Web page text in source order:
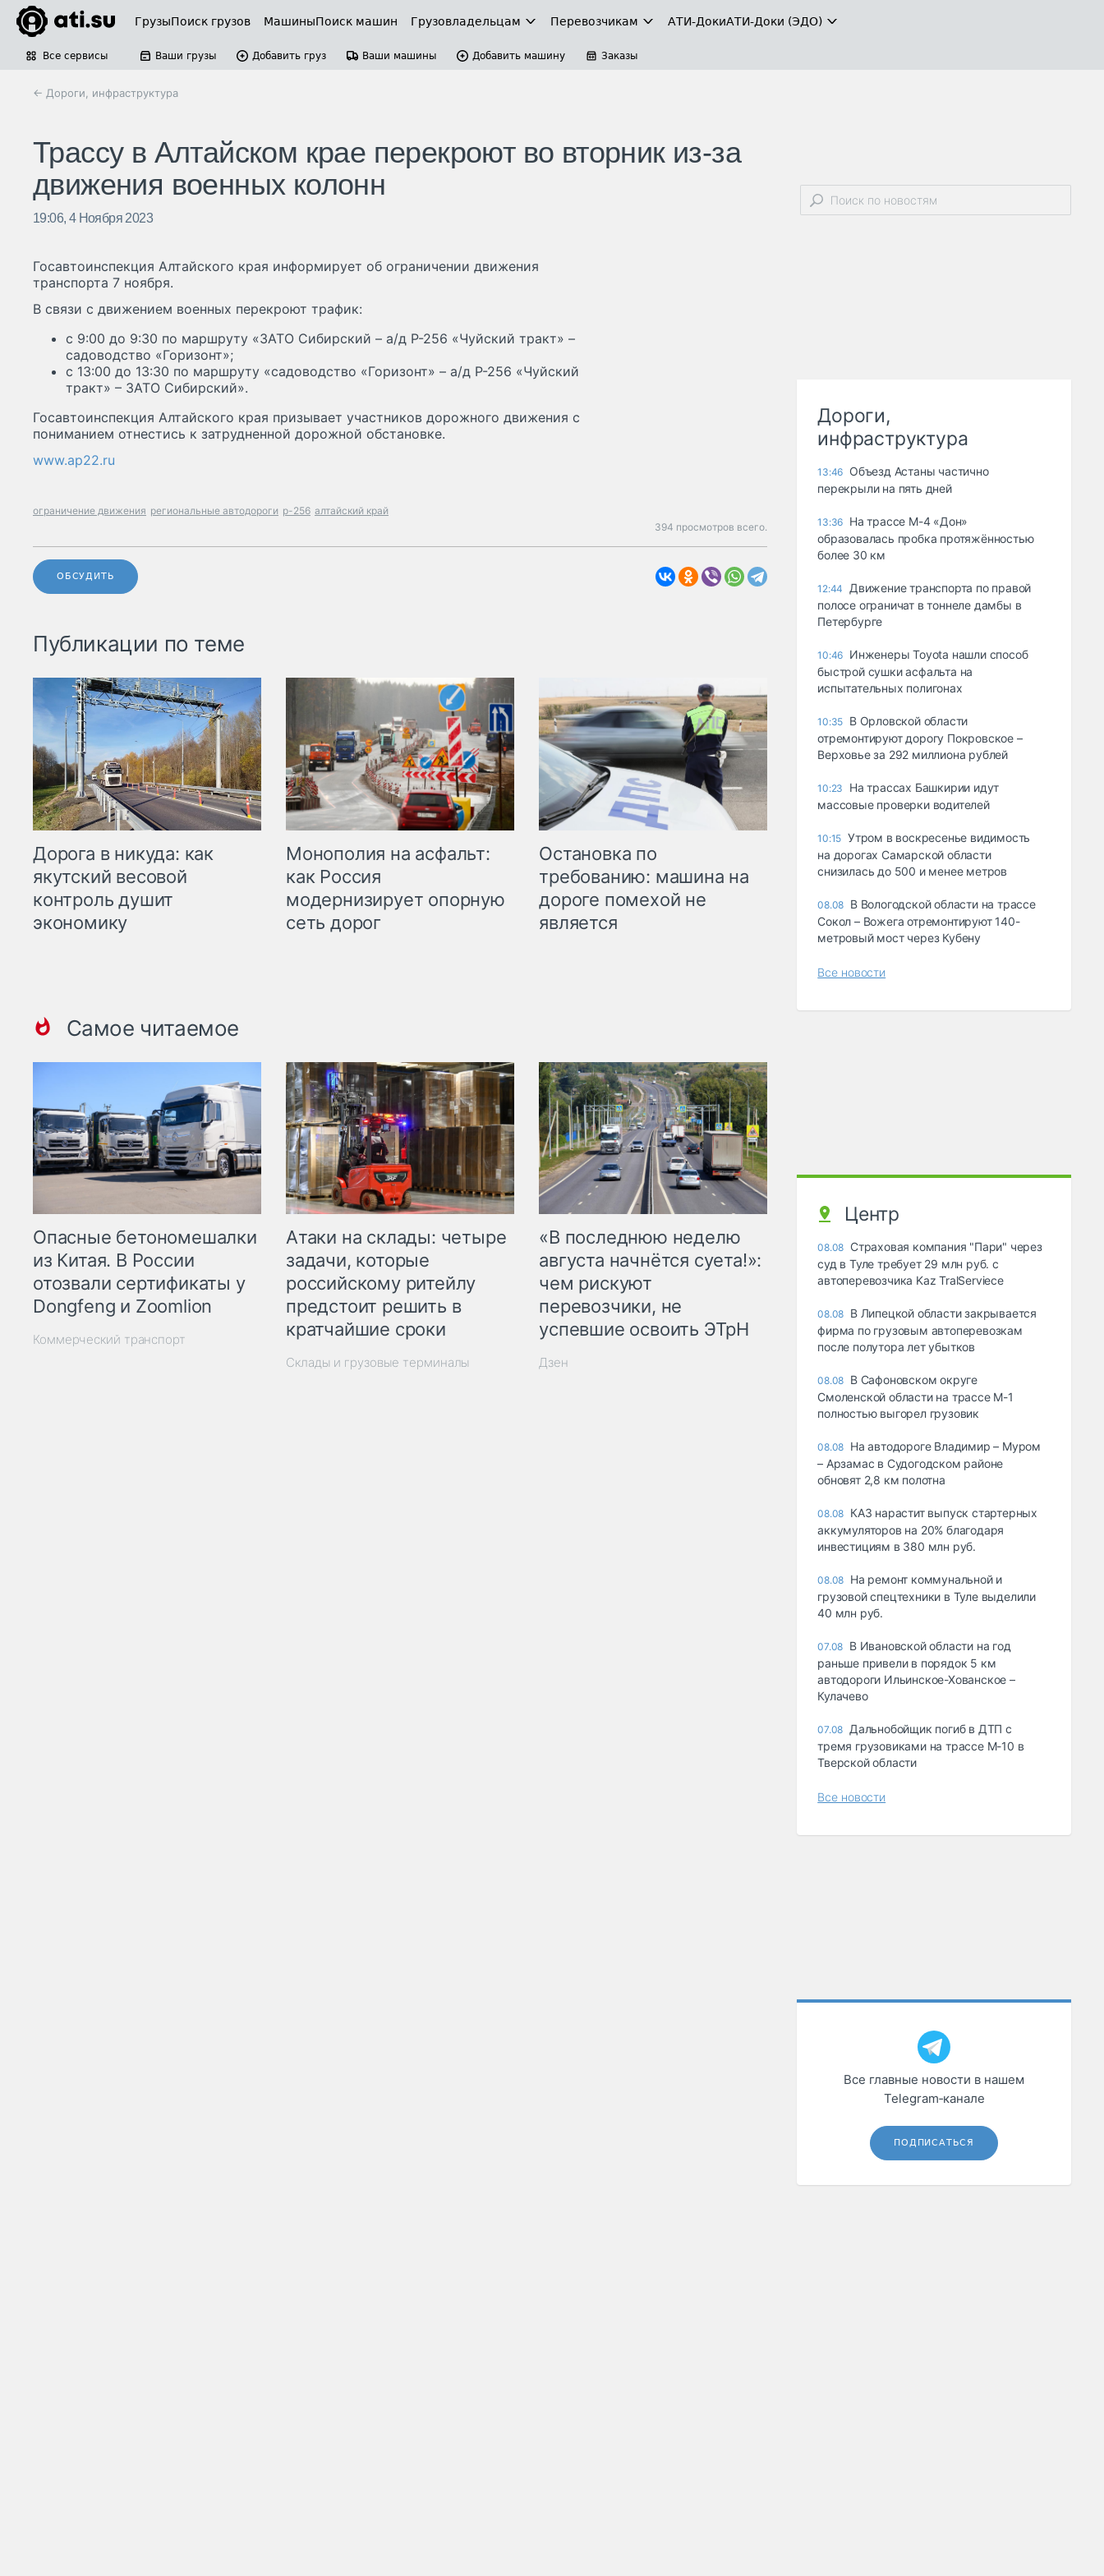
ГрузыПоиск грузов МашиныПоиск машин Грузовладельцам Перевозчикам АТИ-ДокиАТИ-Доки (ЭДО)
Все сервисы Ваши грузы Добавить груз Ваши машины Добавить машину Заказы
← Дороги, инфраструктура
Трассу в Алтайском крае перекроют во вторник из-за
движения военных колонн
19:06, 4 Ноября 2023
Госавтоинспекция Алтайского края информирует об ограничении движения
транспорта 7 ноября.
В связи с движением военных перекроют трафик:
с 9:00 до 9:30 по маршруту «ЗАТО Сибирский – а/д Р-256 «Чуйский тракт» –
садоводство «Горизонт»;
с 13:00 до 13:30 по маршруту «садоводство «Горизонт» – а/д Р-256 «Чуйский
тракт» – ЗАТО Сибирский».
Госавтоинспекция Алтайского края призывает участников дорожного движения с
пониманием отнестись к затрудненной дорожной обстановке.
www.ap22.ru
ограничение движения региональные автодороги р-256 алтайский край
394 просмотров всего.
ОБСУДИТЬ
Публикации по теме
Дорога в никуда: как
якутский весовой
контроль душит
экономику
Монополия на асфальт:
как Россия
модернизирует опорную
сеть дорог
Остановка по
требованию: машина на
дороге помехой не
является
Самое читаемое
Опасные бетономешалки
из Китая. В России
отозвали сертификаты у
Dongfeng и Zoomlion
Коммерческий транспорт
Атаки на склады: четыре
задачи, которые
российскому ритейлу
предстоит решить в
кратчайшие сроки
Склады и грузовые терминалы
«В последнюю неделю
августа начнётся суета!»:
чем рискуют
перевозчики, не
успевшие освоить ЭТрН
Дзен
Дороги,
инфраструктура
13:46 Объезд Астаны частично
перекрыли на пять дней
13:36 На трассе М-4 «Дон»
образовалась пробка протяжённостью
более 30 км
12:44
Движение транспорта по правой
полосе ограничат в тоннеле дамбы в
Петербурге
10:46 Инженеры Toyota нашли способ
быстрой сушки асфальта на
испытательных полигонах
10:35 В Орловской области
отремонтируют дорогу Покровское –
Верховье за 292 миллиона рублей
10:23
На трассах Башкирии идут
массовые проверки водителей
10:15 Утром в воскресенье видимость
на дорогах Самарской области
снизилась до 500 и менее метров
08.08 В Вологодской области на трассе
Сокол – Вожега отремонтируют 140-
метровый мост через Кубену
Все новости
Центр
08.08 Страховая компания "Пари" через
суд в Туле требует 29 млн руб. с
автоперевозчика Kaz TralServiece
08.08 В Липецкой области закрывается
фирма по грузовым автоперевозкам
после полутора лет убытков
08.08 В Сафоновском округе
Смоленской области на трассе М-1
полностью выгорел грузовик
08.08 На автодороге Владимир – Муром
– Арзамас в Судогодском районе
обновят 2,8 км полотна
08.08 КАЗ нарастит выпуск стартерных
аккумуляторов на 20% благодаря
инвестициям в 380 млн руб.
08.08 На ремонт коммунальной и
грузовой спецтехники в Туле выделили
40 млн руб.
07.08 В Ивановской области на год
раньше привели в порядок 5 км
автодороги Ильинское-Хованское –
Кулачево
07.08 Дальнобойщик погиб в ДТП с
тремя грузовиками на трассе М-10 в
Тверской области
Все новости
Все главные новости в нашем
Telegram‑канале
ПОДПИСАТЬСЯ